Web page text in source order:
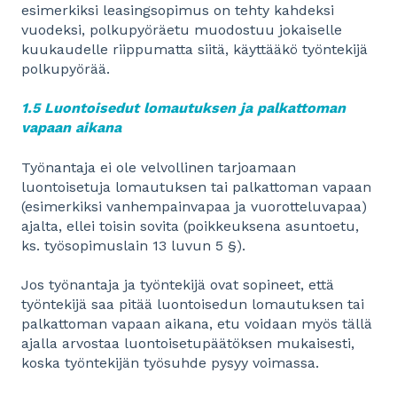
esimerkiksi leasingsopimus on tehty kahdeksi
vuodeksi, polkupyöräetu muodostuu jokaiselle
kuukaudelle riippumatta siitä, käyttääkö työntekijä
polkupyörää.
1.5 Luontoisedut lomautuksen ja palkattoman
vapaan aikana
Työnantaja ei ole velvollinen tarjoamaan
luontoisetuja lomautuksen tai palkattoman vapaan
(esimerkiksi vanhempainvapaa ja vuorotteluvapaa)
ajalta, ellei toisin sovita (poikkeuksena asuntoetu,
ks. työsopimuslain 13 luvun 5 §).
Jos työnantaja ja työntekijä ovat sopineet, että
työntekijä saa pitää luontoisedun lomautuksen tai
palkattoman vapaan aikana, etu voidaan myös tällä
ajalla arvostaa luontoisetupäätöksen mukaisesti,
koska työntekijän työsuhde pysyy voimassa.